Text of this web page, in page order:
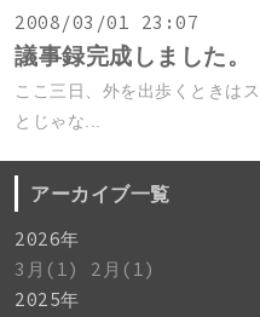
2008/03/01 23:07
議事録完成しました。
ここ三日、外を出歩くときは
とじゃな...
アーカイブ一覧
2026年
3月(1)
2月(1)
2025年